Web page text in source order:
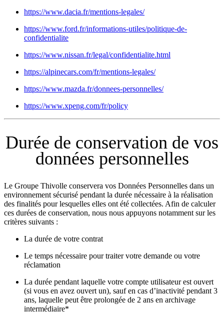
https://www.dacia.fr/mentions-legales/
https://www.ford.fr/informations-utiles/politique-de-
confidentialite
https://www.nissan.fr/legal/confidentialite.html
https://alpinecars.com/fr/mentions-legales/
https://www.mazda.fr/donnees-personnelles/
https://www.xpeng.com/fr/policy
Durée de conservation de vos
données personnelles
Le Groupe Thivolle conservera vos Données Personnelles dans un
environnement sécurisé pendant la durée nécessaire à la réalisation
des finalités pour lesquelles elles ont été collectées. Afin de calculer
ces durées de conservation, nous nous appuyons notamment sur les
critères suivants :
La durée de votre contrat
Le temps nécessaire pour traiter votre demande ou votre
réclamation
La durée pendant laquelle votre compte utilisateur est ouvert
(si vous en avez ouvert un), sauf en cas d’inactivité pendant 3
ans, laquelle peut être prolongée de 2 ans en archivage
intermédiaire*